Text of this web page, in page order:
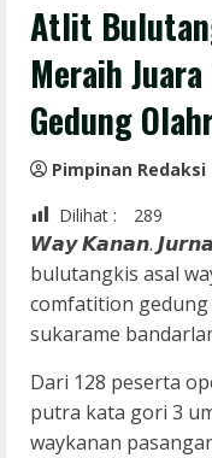
Atlit
Meraih
Gedung
Pimpinan Redaksi
Dilihat :
289
𝙒𝙖𝙮 𝙆𝙖𝙣𝙖𝙣.
bulutangkis asal
comfatition
sukarame
Dari 128 peserta
putra kata gori 3
waykanan